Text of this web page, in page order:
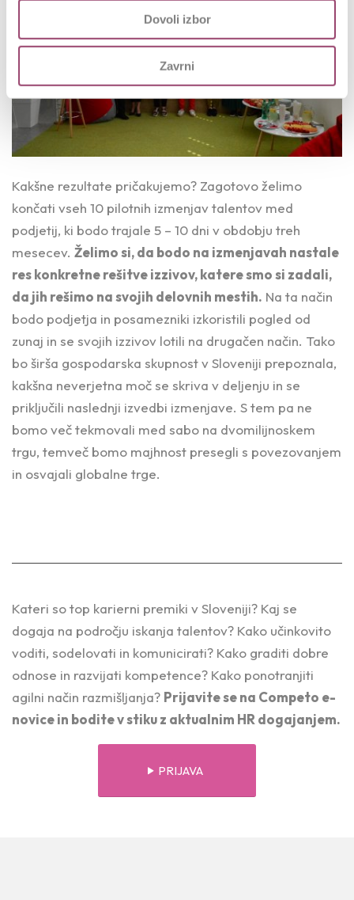
Dovoli izbor
Zavrni
Kakšne rezultate pričakujemo? Zagotovo želimo
končati vseh 10 pilotnih izmenjav talentov med
podjetij, ki bodo trajale 5 – 10 dni v obdobju treh
mesecev. Želimo si, da bodo na izmenjavah nastale
res konkretne rešitve izzivov, katere smo si zadali,
da jih rešimo na svojih delovnih mestih. Na ta način
bodo podjetja in posamezniki izkoristili pogled od
zunaj in se svojih izzivov lotili na drugačen način. Tako
bo širša gospodarska skupnost v Sloveniji prepoznala,
kakšna neverjetna moč se skriva v deljenju in se
priključili naslednji izvedbi izmenjave. S tem pa ne
bomo več tekmovali med sabo na dvomilijnoskem
trgu, temveč bomo majhnost presegli s povezovanjem
in osvajali globalne trge.
Kateri so top karierni premiki v Sloveniji? Kaj se
dogaja na področju iskanja talentov? Kako učinkovito
voditi, sodelovati in komunicirati? Kako graditi dobre
odnose in razvijati kompetence? Kako ponotranjiti
agilni način razmišljanja? Prijavite se na Competo e-
novice in bodite v stiku z aktualnim HR dogajanjem.
PRIJAVA